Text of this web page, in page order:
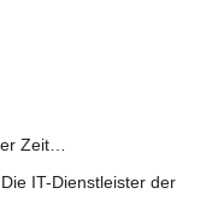
Zeit…
IT-Diens­t­­leis­­ter der